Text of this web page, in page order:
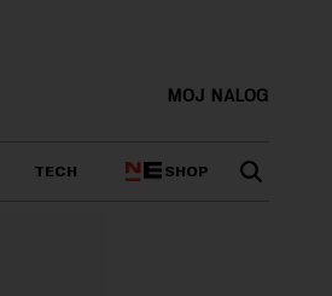
MOJ NALOG
TECH SHOP